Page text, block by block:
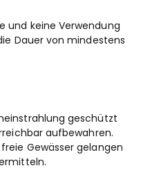
und keine Verwendung
Dauer von mindestens
geschützt
aufbewahren.
Gewässer gelangen